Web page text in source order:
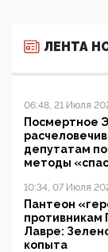
ЛЕНТА
06:48, 21 Июля
Посмертное
депутатам
методы
10:34, 07 Июля
Пантеон
противникам
Лавре:
копыта